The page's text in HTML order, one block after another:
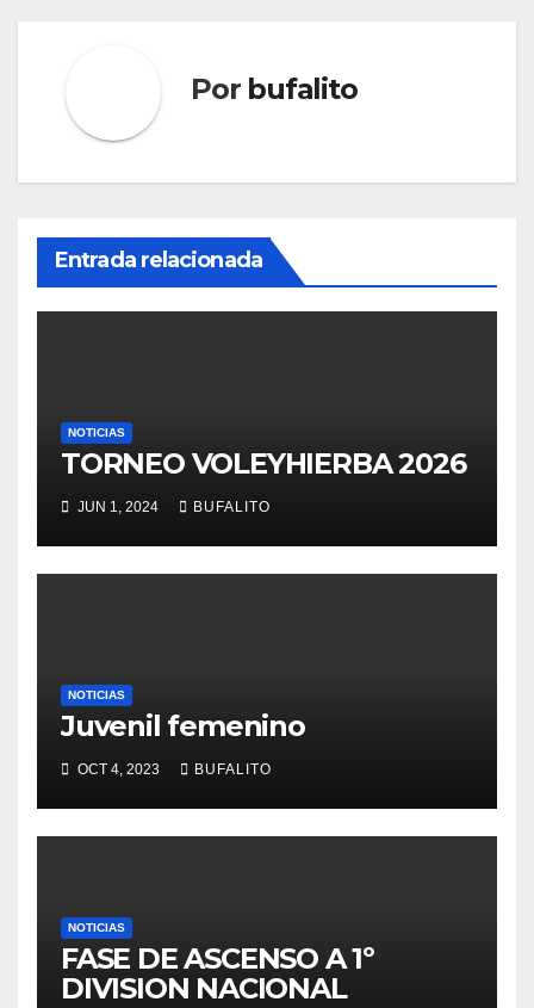
Por bufalito
Entrada relacionada
NOTICIAS
TORNEO VOLEYHIERBA 2026
JUN 1, 2024 BUFALITO
NOTICIAS
Juvenil femenino
OCT 4, 2023 BUFALITO
NOTICIAS
FASE DE ASCENSO A 1º
DIVISION NACIONAL